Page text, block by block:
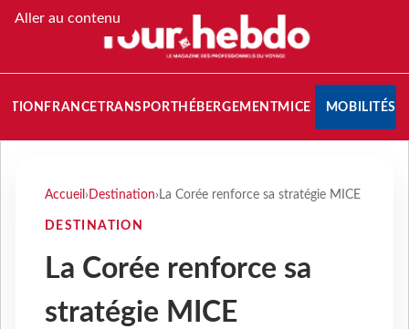
Aller au contenu
FRANCETRANSPORT HÉBERGEMENTMICE MOBILITÉS
Accueil › Destination› La Corée renforce sa stratégie MICE
DESTINATION
La Corée renforce sa
stratégie MICE